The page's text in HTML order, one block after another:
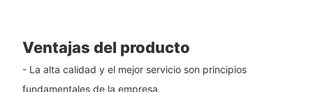
Ventajas del producto
- La alta calidad y el mejor servicio son principios
fundamentales de la empresa.